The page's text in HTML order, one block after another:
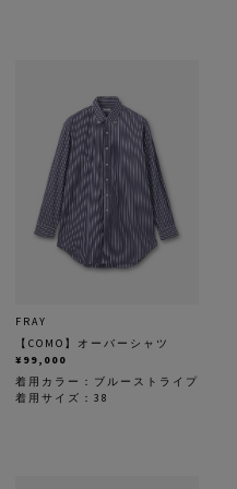
FRAY
【COMO】オーバーシャツ
¥99,000
着用カラー： ブルーストライプ
着用サイズ：38